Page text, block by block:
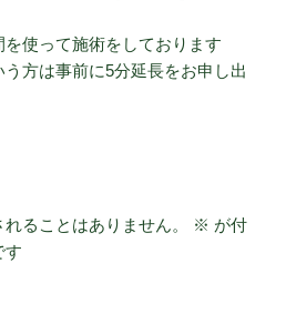
使って施術をしております
方は事前に5分延長をお申し出
ることはありません。 ※ が付
す